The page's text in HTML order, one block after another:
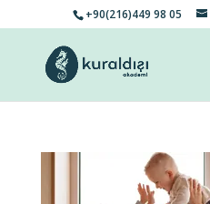
+90(216)449 98 05